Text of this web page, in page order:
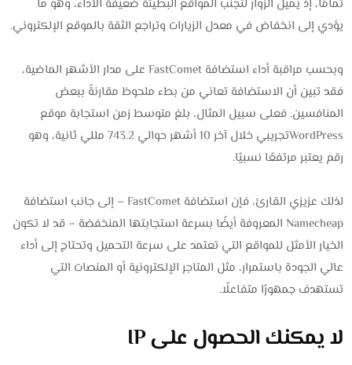
تمامًا، إذ يميل الزوار لتجنب المواقع البطيئة ضعيفة الأداء، وهو ما
يؤدي إلى انخفاض في معدل الزيارات وتراجع الثقة بالموقع الإلكتروني.
وبحسب مراقبة أداء استضافة FastComet على مدار الأشهر الماضية،
فقد تبين أن الاستضافة تعاني من بطء ملحوظ مقارنةً ببعض
المنافسين. فعلى سبيل المثال، بلغ متوسط زمن استجابة موقع
WordPressتجريبي خلال آخر 10 أشهر حوالي 743.2 مللي ثانية، وهو
رقم يعتبر مرتفعًا نسبيًا.
لذلك عزيزي القارئ، فإن استضافة FastComet – إلى جانب استضافة
Namecheap المعروفة أيضًا بسرعة استجابتها المنخفضة – قد لا تكون
الخيار الأمثل للمواقع التي تعتمد على سرعة التحميل وتحتاج إلى أداء
عالي الجودة باستمرار، مثل المتاجر الإلكترونية أو المنصات التي
تستهدف جمهورًا متفاعلًا.
لا يمكنك الحصول على IP